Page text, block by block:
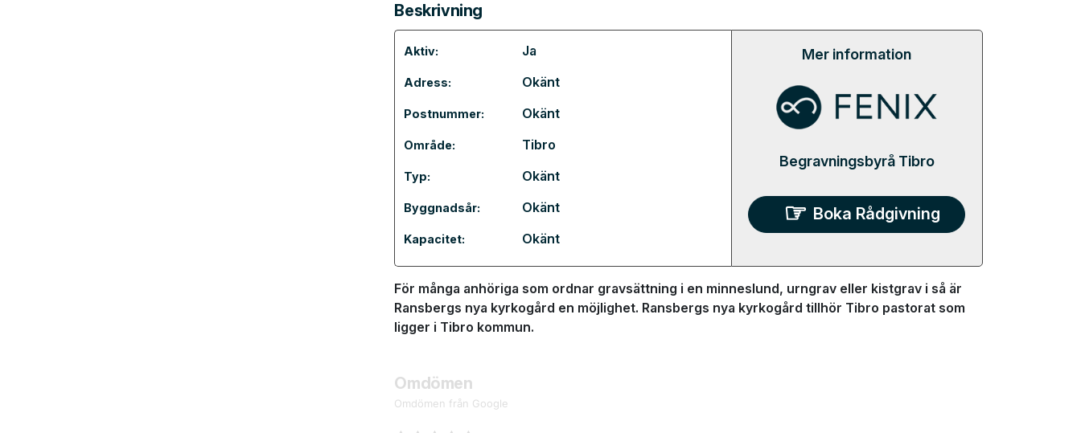
Beskrivning
Aktiv: Ja
Adress: Okänt
Postnummer: Okänt
Område: Tibro
Typ: Okänt
Byggnadsår: Okänt
Kapacitet: Okänt
Mer information
Begravningsbyrå Tibro
Boka Rådgivning
För många anhöriga som ordnar gravsättning i en minneslund, urngrav eller kistgrav i så är
Ransbergs nya kyrkogård en möjlighet. Ransbergs nya kyrkogård tillhör Tibro pastorat som
ligger i Tibro kommun.
Omdömen
Omdömen från Google